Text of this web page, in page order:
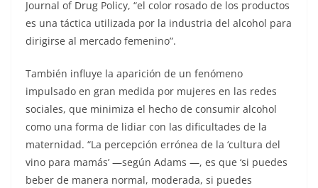
Journal of Drug Policy, “el color rosado de los productos
es una táctica utilizada por la industria del alcohol para
dirigirse al mercado femenino”.
También influye la aparición de un fenómeno
impulsado en gran medida por mujeres en las redes
sociales, que minimiza el hecho de consumir alcohol
como una forma de lidiar con las dificultades de la
maternidad. “La percepción errónea de la ‘cultura del
vino para mamás’ —según Adams —, es que ‘si puedes
beber de manera normal, moderada, si puedes